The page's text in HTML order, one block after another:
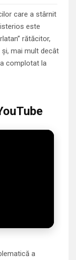
care a stârnit
este
rătăcitor,
şi, mai mult decât
complotat la
a